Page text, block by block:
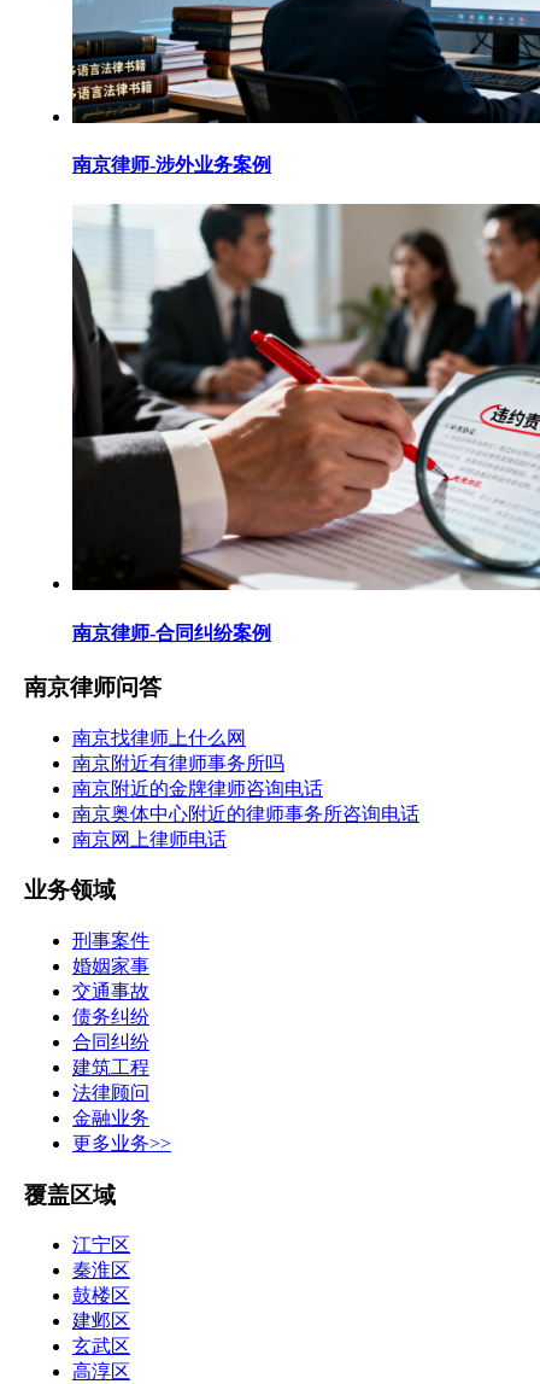
南京律师-涉外业务案例
南京律师-合同纠纷案例
南京律师问答
南京找律师上什么网
南京附近有律师事务所吗
南京附近的金牌律师咨询电话
南京奥体中心附近的律师事务所咨询电话
南京网上律师电话
业务领域
刑事案件
婚姻家事
交通事故
债务纠纷
合同纠纷
建筑工程
法律顾问
金融业务
更多业务>>
覆盖区域
江宁区
秦淮区
鼓楼区
建邺区
玄武区
高淳区